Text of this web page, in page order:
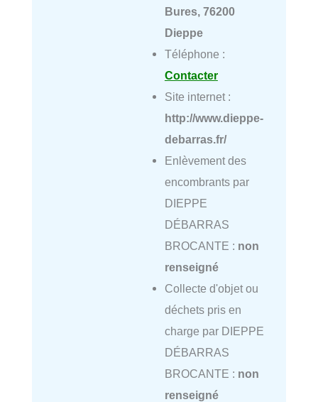
Bures, 76200
Dieppe
Téléphone :
Contacter
Site internet :
http://www.dieppe-
debarras.fr/
Enlèvement des
encombrants par
DIEPPE
DÉBARRAS
BROCANTE : non
renseigné
Collecte d'objet ou
déchets pris en
charge par DIEPPE
DÉBARRAS
BROCANTE : non
renseigné